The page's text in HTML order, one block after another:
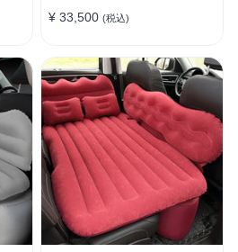
¥ 33,500 (税込)